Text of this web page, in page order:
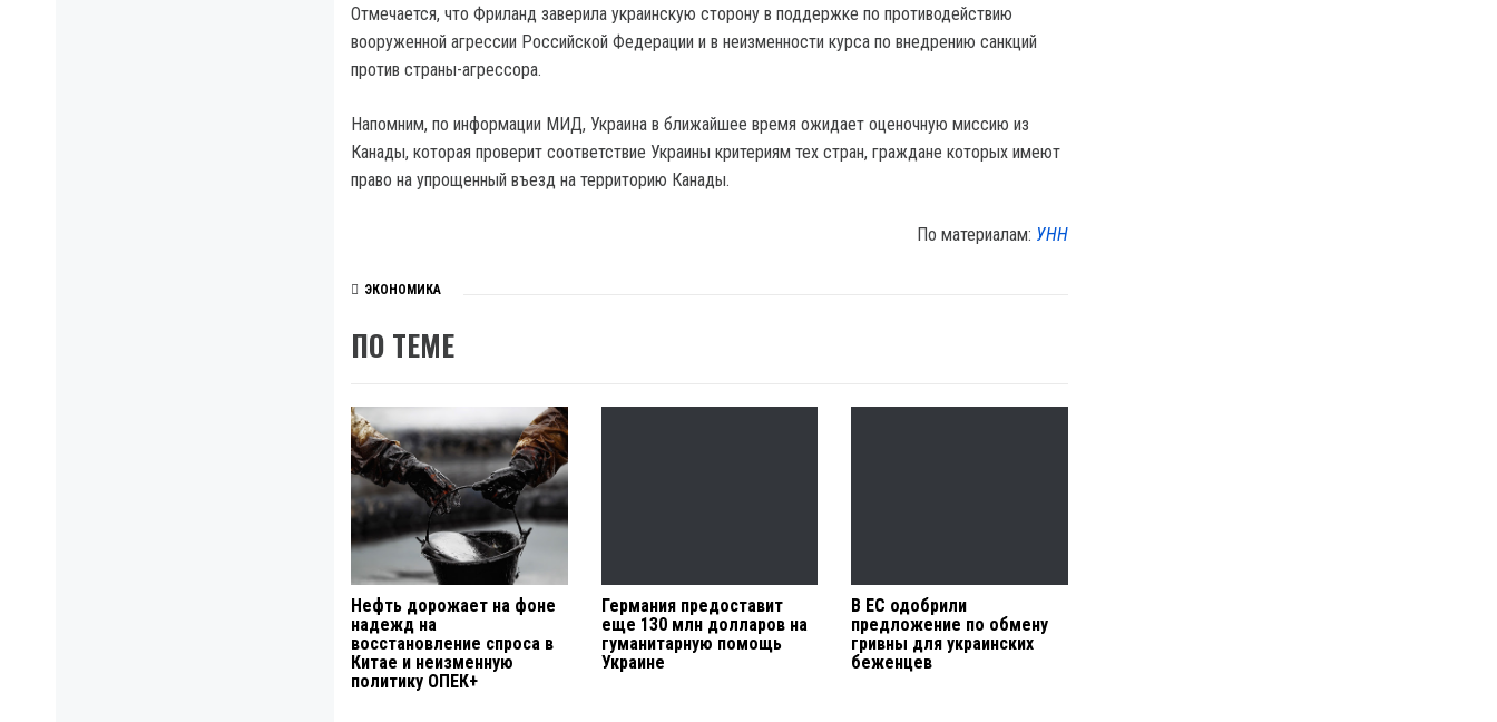
Отмечается, что Фриланд заверила украинскую сторону в поддержке по противодействию
вооруженной агрессии Российской Федерации и в неизменности курса по внедрению санкций
против страны-агрессора.
Напомним, по информации МИД, Украина в ближайшее время ожидает оценочную миссию из
Канады, которая проверит соответствие Украины критериям тех стран, граждане которых имеют
право на упрощенный въезд на территорию Канады.
По материалам: УНН
ЭКОНОМИКА
ПО ТЕМЕ
Нефть дорожает на фоне
надежд на
восстановление спроса в
Китае и неизменную
политику ОПЕК+
Германия предоставит
еще 130 млн долларов на
гуманитарную помощь
Украине
В ЕС одобрили
предложение по обмену
гривны для украинских
беженцев